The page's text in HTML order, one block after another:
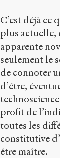
C’est déjà
plus actuelle,
apparente
seulement le
de connoter
d’être,
profit de
toutes les
constitutive
être maître.